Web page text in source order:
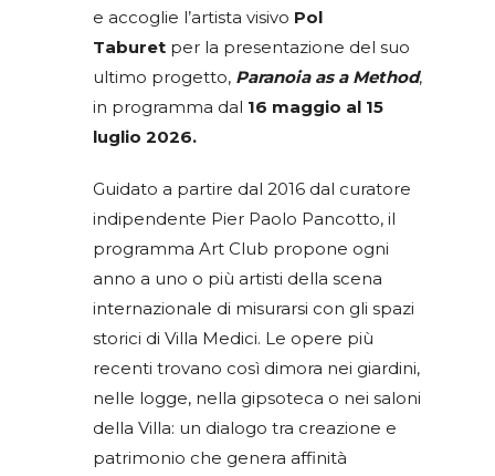
e accoglie l’artista visivo Pol
Taburet per la presentazione del suo
ultimo progetto, Paranoia as a Method,
in programma dal 16 maggio al 15
luglio 2026.
Guidato a partire dal 2016 dal curatore
indipendente Pier Paolo Pancotto, il
programma Art Club propone ogni
anno a uno o più artisti della scena
internazionale di misurarsi con gli spazi
storici di Villa Medici. Le opere più
recenti trovano così dimora nei giardini,
nelle logge, nella gipsoteca o nei saloni
della Villa: un dialogo tra creazione e
patrimonio che genera affinità